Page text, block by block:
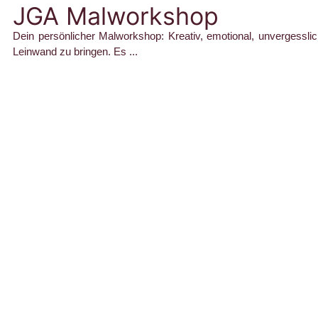
JGA Malworkshop
Dein persönlicher Malworkshop: Kreativ, emotional,
Leinwand zu bringen. Es ...